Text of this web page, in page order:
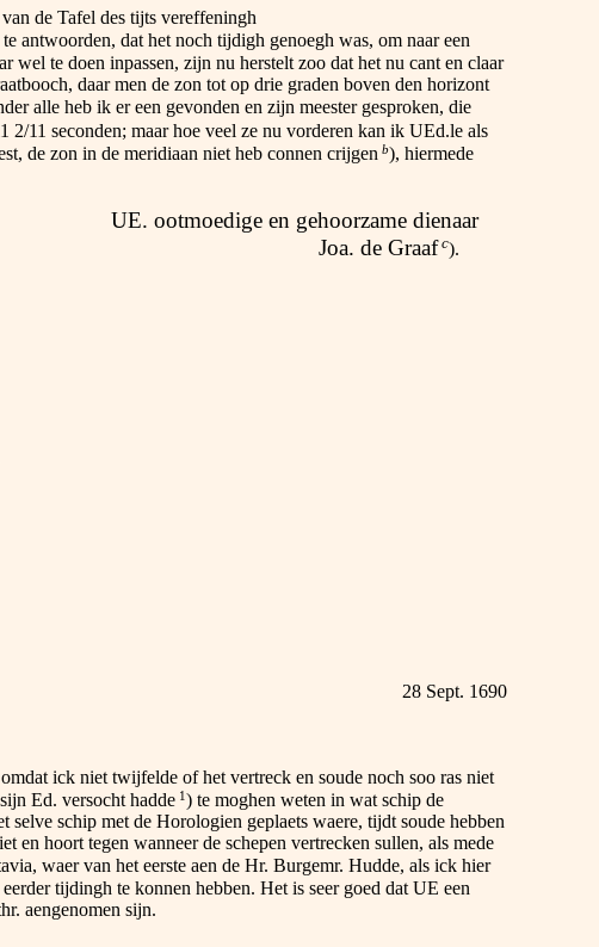
de Tafel des tijts vereffeningh
antwoorden, dat het noch tijdigh genoegh was, om naar een
wel te doen inpassen, zijn nu herstelt zoo dat het nu cant en claar
daar men de zon tot op drie graden boven den horizont
alle heb ik er een gevonden en zijn meester gesproken, die
11 seconden; maar hoe veel ze nu vorderen kan ik UEd.le als
de zon in de meridiaan niet heb connen crijgen b), hiermede
UE. ootmoedige en gehoorzame dienaar
Joa. de Graaf c).
28 Sept. 1690
ick niet twijfelde of het vertreck en soude noch soo ras niet
Ed. versocht hadde1) te moghen weten in wat schip de
schip met de Horologien geplaets waere, tijdt soude hebben
hoort tegen wanneer de schepen vertrecken sullen, als mede
waer van het eerste aen de Hr. Burgemr. Hudde, als ick hier
tijdingh te konnen hebben. Het is seer goed dat UE een
aengenomen sijn.